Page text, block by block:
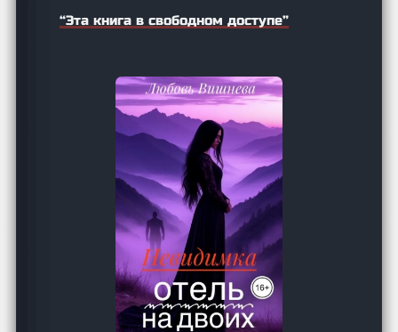
“Эта книга в свободном доступе”